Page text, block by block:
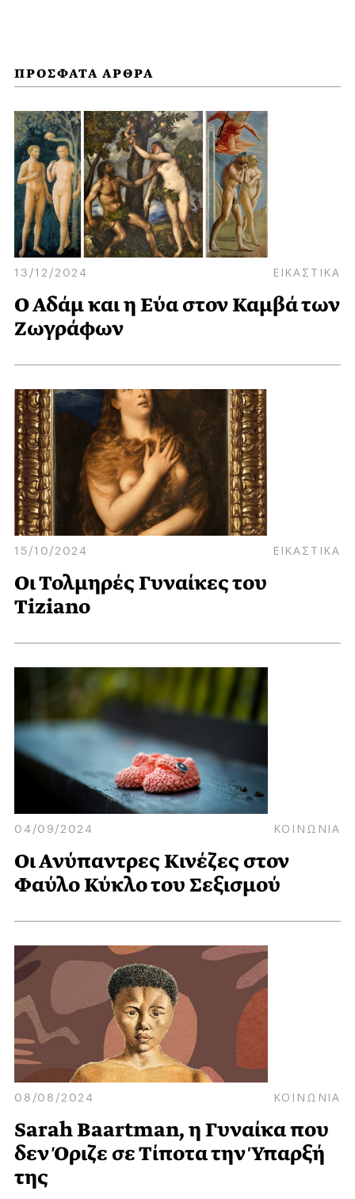
ΠΡΟΣΦΑΤΑ ΑΡΘΡΑ
13/12/2024 ΕΙΚΑΣΤΙΚΑ
Ο Αδάμ και η Εύα στον Καμβά των
Ζωγράφων
15/10/2024 ΕΙΚΑΣΤΙΚΑ
Οι Τολμηρές Γυναίκες του
Tiziano
04/09/2024 ΚΟΙΝΩΝΙΑ
Οι Ανύπαντρες Κινέζες στον
Φαύλο Κύκλο του Σεξισμού
08/08/2024 ΚΟΙΝΩΝΙΑ
Sarah Baartman, η Γυναίκα που
δεν Όριζε σε Τίποτα την Ύπαρξή
της